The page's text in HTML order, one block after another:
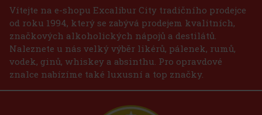
Vítejte na e-shopu Excalibur City tradičního prodejce
od roku 1994, který se zabývá prodejem kvalitních,
značkových alkoholických nápojů a destilátů.
Naleznete u nás velký výběr likérů, pálenek, rumů,
vodek, ginů, whiskey a absinthu. Pro opravdové
znalce nabízíme také luxusní a top značky.